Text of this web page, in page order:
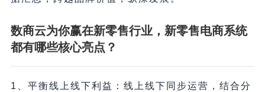
数商云为你赢在新零售行业，新零售电商系统
都有哪些核心亮点？
1、平衡线上线下利益：线上线下同步运营，结合分